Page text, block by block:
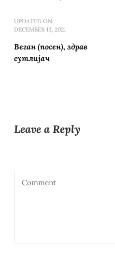
UPDATED ON
DECEMBER 13, 2021
Веган (посен), здрав
сутлијач
Leave a Reply